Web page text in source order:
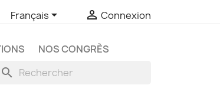
Français  Connexion
NOS CONGRÈS
search